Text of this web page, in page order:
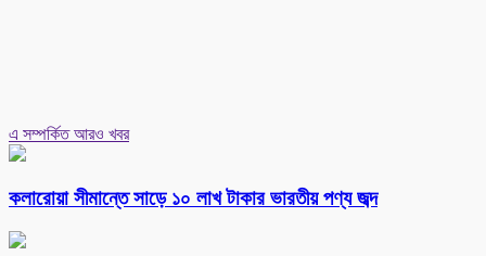
এ সম্পর্কিত আরও খবর
কলারোয়া সীমান্তে সাড়ে ১০ লাখ টাকার ভারতীয় পণ্য জব্দ